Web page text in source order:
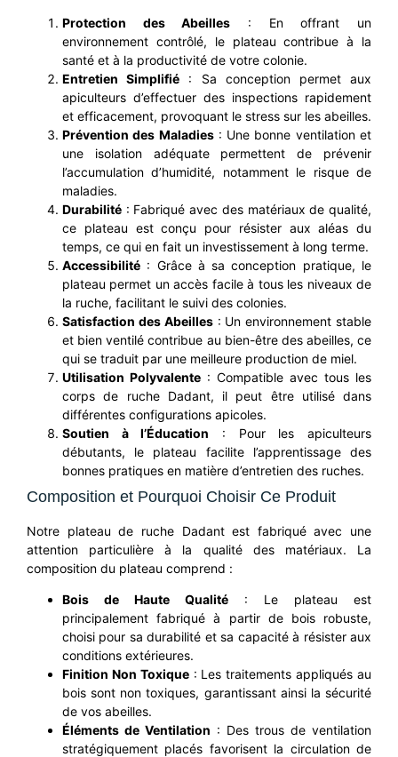
Protection des Abeilles : En offrant un
environnement contrôlé, le plateau contribue à la
santé et à la productivité de votre colonie.
Entretien Simplifié : Sa conception permet aux
apiculteurs d’effectuer des inspections rapidement
et efficacement, provoquant le stress sur les abeilles.
Prévention des Maladies: Une bonne ventilation et
une isolation adéquate permettent de prévenir
l’accumulation d’humidité, notamment le risque de
maladies.
Durabilité : Fabriqué avec des matériaux de qualité,
ce plateau est conçu pour résister aux aléas du
temps, ce qui en fait un investissement à long terme.
Accessibilité : Grâce à sa conception pratique, le
plateau permet un accès facile à tous les niveaux de
la ruche, facilitant le suivi des colonies.
Satisfaction des Abeilles: Un environnement stable
et bien ventilé contribue au bien-être des abeilles, ce
qui se traduit par une meilleure production de miel.
Utilisation Polyvalente : Compatible avec tous les
corps de ruche Dadant, il peut être utilisé dans
différentes configurations apicoles.
Soutien à l’Éducation : Pour les apiculteurs
débutants, le plateau facilite l’apprentissage des
bonnes pratiques en matière d’entretien des ruches.
Composition et Pourquoi Choisir Ce Produit
Notre plateau de ruche Dadant est fabriqué avec une
attention particulière à la qualité des matériaux. La
composition du plateau comprend :
Bois de Haute Qualité : Le plateau est
principalement fabriqué à partir de bois robuste,
choisi pour sa durabilité et sa capacité à résister aux
conditions extérieures.
Finition Non Toxique: Les traitements appliqués au
bois sont non toxiques, garantissant ainsi la sécurité
de vos abeilles.
Éléments de Ventilation : Des trous de ventilation
stratégiquement placés favorisent la circulation de